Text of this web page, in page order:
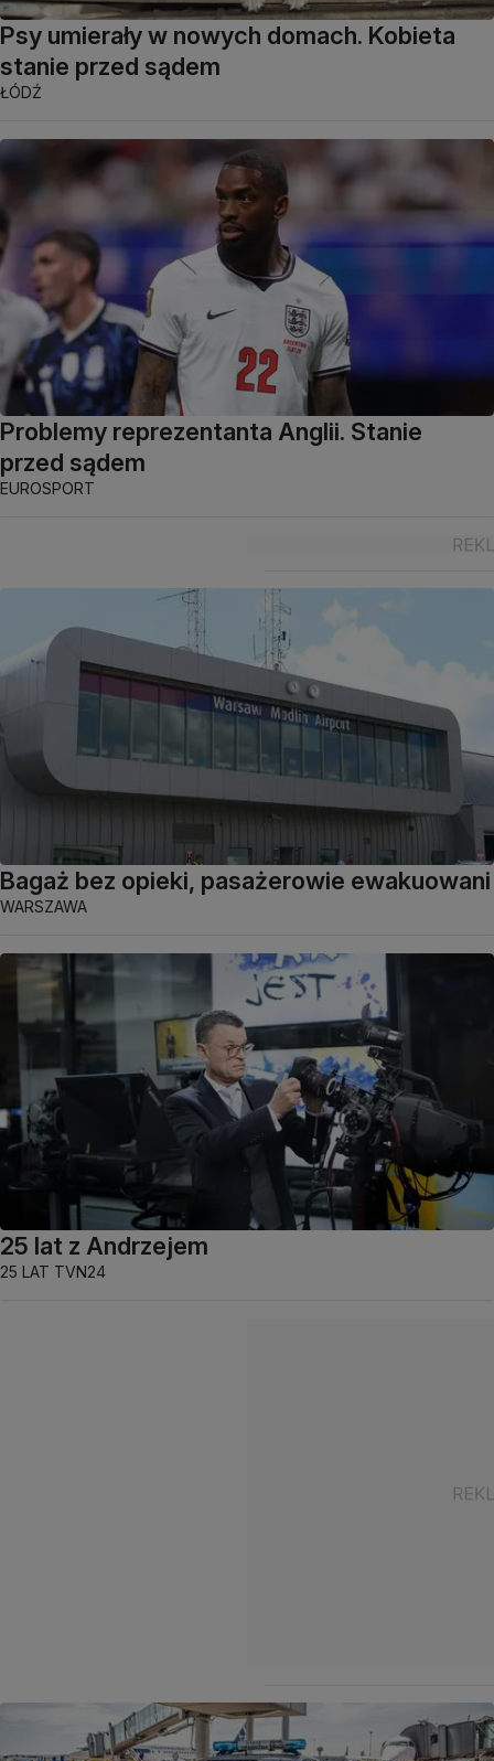
Psy umierały w nowych domach. Kobieta
stanie przed sądem
ŁÓDŹ
Problemy reprezentanta Anglii. Stanie
przed sądem
EUROSPORT
Bagaż bez opieki, pasażerowie ewakuowani
WARSZAWA
25 lat z Andrzejem
25 LAT TVN24